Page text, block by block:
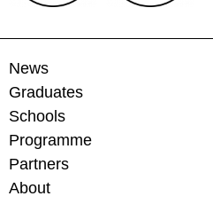
News
Graduates
Schools
Programme
Partners
About